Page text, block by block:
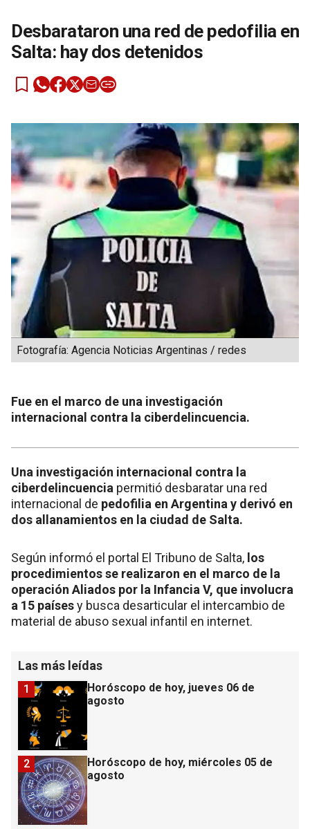
Desbarataron una red de pedofilia en
Salta: hay dos detenidos
Fotografía: Agencia Noticias Argentinas / redes
Fue en el marco de una investigación
internacional contra la ciberdelincuencia.
Una investigación internacional contra la
ciberdelincuencia permitió desbaratar una red
internacional de pedofilia en Argentina y derivó en
dos allanamientos en la ciudad de Salta.
Según informó el portal El Tribuno de Salta, los
procedimientos se realizaron en el marco de la
operación Aliados por la Infancia V, que involucra
a 15 paísesy busca desarticular el intercambio de
material de abuso sexual infantil en internet.
Las más leídas
Horóscopo de hoy, jueves 06 de
agosto
1
Horóscopo de hoy, miércoles 05 de
agosto
2